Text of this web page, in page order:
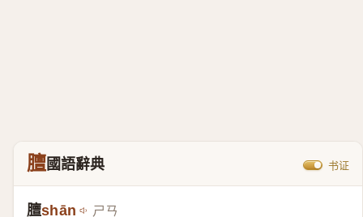
膻國語辭典 书证
膻shān ㄕㄢ